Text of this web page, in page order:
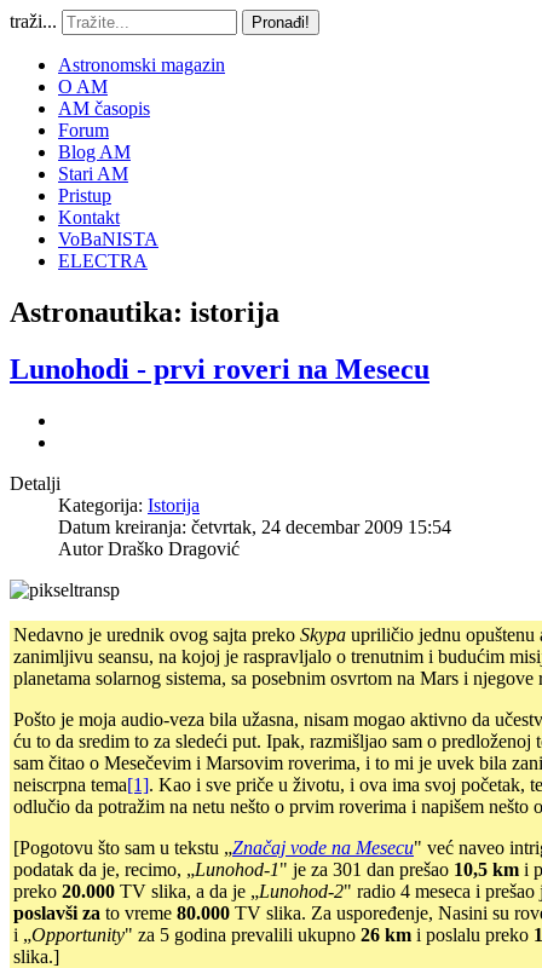
traži... Pronađi!
Astronomski magazin
O AM
AM časopis
Forum
Blog AM
Stari AM
Pristup
Kontakt
VoBaNISTA
ELECTRA
Astronautika: istorija
Lunohodi - prvi roveri na Mesecu
Detalji
Kategorija: Istorija
Datum kreiranja: četvrtak, 24 decembar 2009 15:54
AutorDraško Dragović
Nedavno je urednik ovog sajta preko Skypa upriličio jednu opuštenu
zanimljivu seansu, na kojoj je raspravljalo o trenutnim i budućim
planetama solarnog sistema, sa posebnim osvrtom na Mars i njegove
Pošto je moja audio-veza bila užasna, nisam mogao aktivno da
ću to da sredim to za sledeći put. Ipak, razmišljao sam o predloženoj
sam čitao o Mesečevim i Marsovim roverima, i to mi je uvek bila
neiscrpna tema[1]. Kao i sve priče u životu, i ova ima svoj početak,
odlučio da potražim na netu nešto o prvim roverima i napišem nešto
[Pogotovu što sam u tekstu „Značaj vode na Mesecu" već naveo
podatak da je, recimo, „Lunohod-1" je za 301 dan prešao 10,5 km i
preko 20.000 TV slika, a da je „Lunohod-2" radio 4 meseca i
poslavši za to vreme 80.000 TV slika. Za uspoređenje, Nasini su
i „Opportunity" za 5 godina prevalili ukupno 26 km i poslalu preko
slika.]